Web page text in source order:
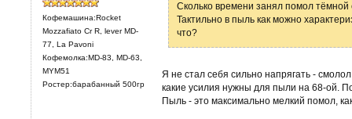
Кофемашина:Rocket
Mozzafiato Cr R, lever MD-
77, La Pavoni
Кофемолка:MD-83, MD-63,
MYM51
Ростер:барабанный 500гр
Сколько времени занял помол тёмной
Тактильно в пыль как можно
что?
Я не стал себя сильно напрягать -
какие усилия нужны для пыли на 68-ой.
Пыль - это максимально мелкий помол,